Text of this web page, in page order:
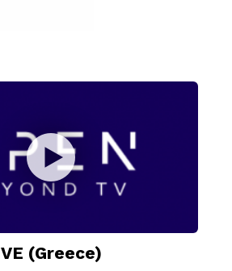
(Greece)